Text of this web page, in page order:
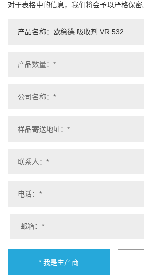
对于表格中的信息，我们将会予以严格保密
* 我是生产商